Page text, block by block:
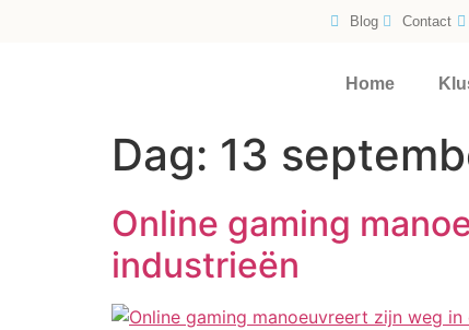
Blog Contact
Home
Dag: 13
Online gaming
industrieën